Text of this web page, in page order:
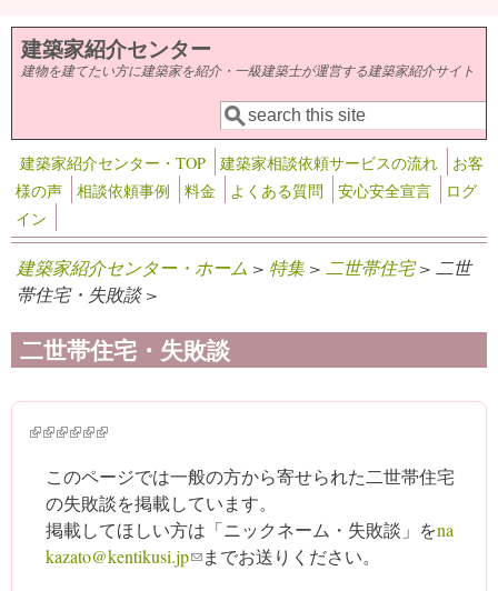
メインコンテンツに移動
建築家紹介センター
建物を建てたい方に建築家を紹介・一級建築士が運営する建築家紹介サイト
検索フォーム
検索
建築家紹介センター・TOP 建築家相談依頼サービスの流れ
お客
様の声
相談依頼事例 料金 よくある質問 安心安全宣言
ログ
イン
建築家紹介センター・ホーム > 特集 > 二世帯住宅> 二世
帯住宅・失敗談 >
二世帯住宅・失敗談
(link is external)
(link is external)
(link is external)
(link is external)
(link is external)
(link is external)
このページでは一般の方から寄せられた二世帯住宅
の失敗談を掲載しています。
掲載してほしい方は「ニックネーム・失敗談」をna
kazato@kentikusi.jp(link sends e-mail)
までお送りください。